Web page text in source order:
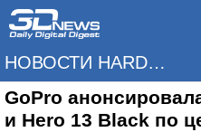
НОВОСТИ HARDWARE
GoPro
и Hero 13 Black по